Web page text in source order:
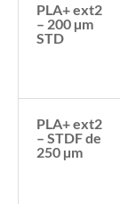
PLA+ ext2
– 200 µm
STD
PLA+ ext2
– STDF de
250 µm